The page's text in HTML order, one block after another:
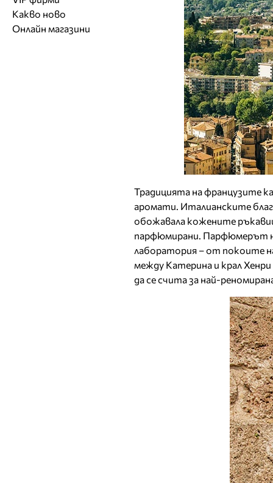
Традицията на французите
аромати. Италианските
обожавала кожените
парфюмирани. Парфюмерът
лаборатория – от покоите
между Катерина и крал
да се счита за най-
Модни дизайнери
Бутици
Обувки
Други аксесоари
Солариуми
Фитнес и здраве
Работа на ишлеме
CAD/CAM услуги
Модни списания
Сватбени агенции
Магазини за обувки
Магазини за aксесоари
Какво ново
Онлайн магазини